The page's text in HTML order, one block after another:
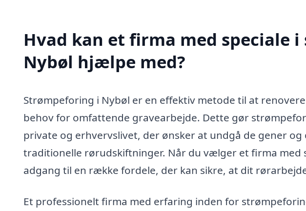
Hvad kan et firma med speciale
Nybøl hjælpe med?
Strømpeforing i Nybøl er en effektiv metode til at
behov for omfattende gravearbejde. Dette gør
private og erhvervslivet, der ønsker at undgå de gener
traditionelle rørudskiftninger. Når du vælger et firma med
adgang til en række fordele, der kan sikre, at dit
Et professionelt firma med erfaring inden for